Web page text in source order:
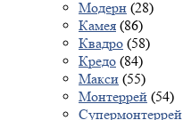
Модерн (28)
Камея (86)
Квадро (58)
Кредо (84)
Макси (55)
Монтеррей (54)
Супермонтеррей